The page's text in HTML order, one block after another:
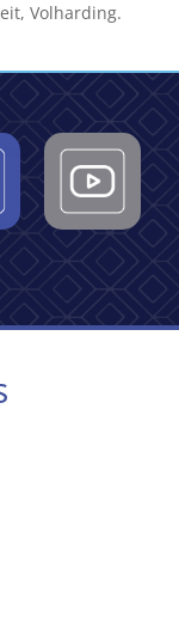
Volharding.